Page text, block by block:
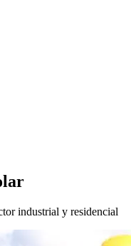
industrial y residencial